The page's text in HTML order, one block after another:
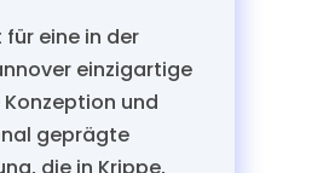
für eine in der
einzigartige
und
geprägte